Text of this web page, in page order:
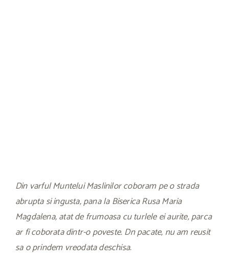
Din varful Muntelui Maslinilor coboram pe o strada
abrupta si ingusta, pana la Biserica Rusa Maria
Magdalena, atat de frumoasa cu turlele ei aurite, parca
ar fi coborata dintr-o poveste. Dn pacate, nu am reusit
sa o prindem vreodata deschisa.